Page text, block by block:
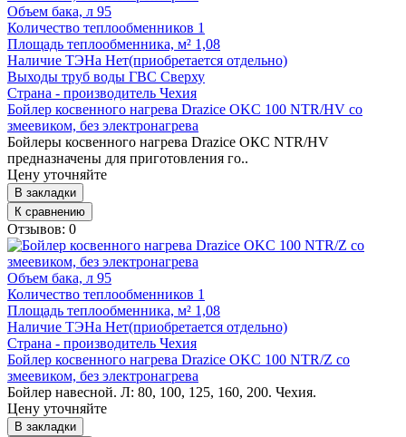
Объем бака, л 95
Количество теплообменников 1
Площадь теплообменника, м² 1,08
Наличие ТЭНа Нет(приобретается отдельно)
Выходы труб воды ГВС Сверху
Страна - производитель Чехия
Бойлер косвенного нагрева Drazice OKC 100 NTR/HV со
змеевиком, без электронагрева
Бойлеры косвенного нагрева Drazice ОКС NTR/HV
предназначены для приготовления го..
Цену уточняйте
В закладки
К сравнению
Отзывов: 0
Объем бака, л 95
Количество теплообменников 1
Площадь теплообменника, м² 1,08
Наличие ТЭНа Нет(приобретается отдельно)
Страна - производитель Чехия
Бойлер косвенного нагрева Drazice OKC 100 NTR/Z со
змеевиком, без электронагрева
Бойлер навесной. Л: 80, 100, 125, 160, 200. Чехия.
Цену уточняйте
В закладки